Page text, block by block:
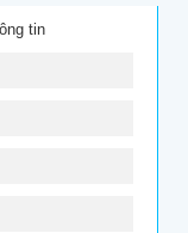
tin